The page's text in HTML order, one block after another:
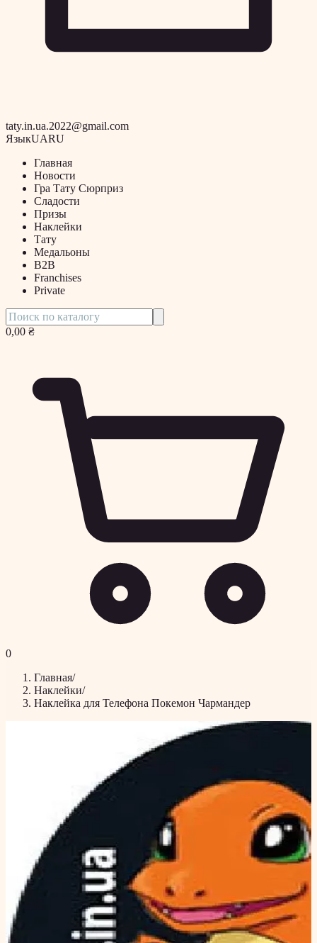
taty.in.ua.2022@gmail.com
ЯзыкUARU
Главная
Новости
Гра Тату Сюрприз
Сладости
Призы
Наклейки
Тату
Медальоны
B2B
Franchises
Private
0,00 ₴
0
Главная/
Наклейки/
Наклейка для Телефона Покемон Чармандер